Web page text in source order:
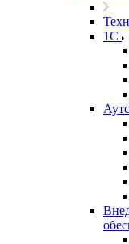
1С